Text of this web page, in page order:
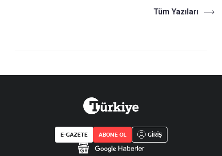
Tüm Yazıları
E-GAZETE ABONE OL GİRİŞ